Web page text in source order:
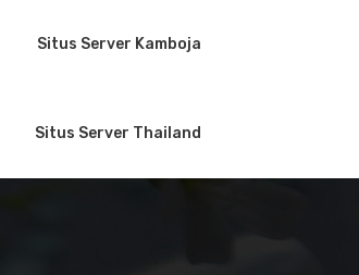
Situs Server Kamboja
Situs Server Thailand